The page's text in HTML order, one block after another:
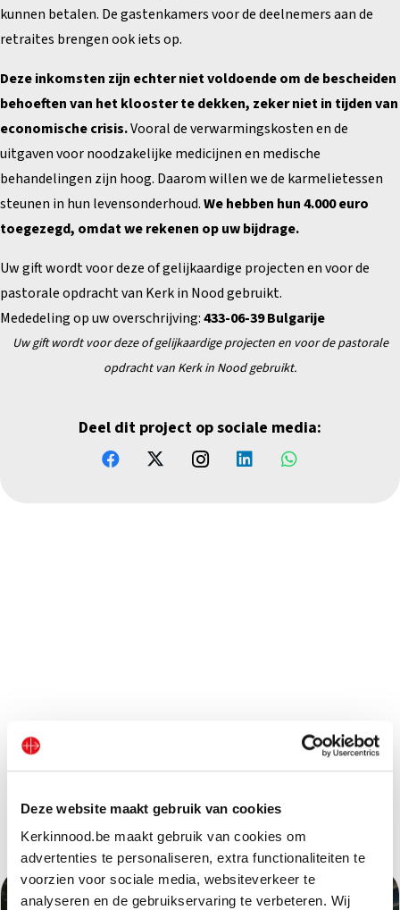
Deze website maakt gebruik van cookies
Kerkinnood.be maakt gebruik van cookies om
advertenties te personaliseren, extra functionaliteiten te
voorzien voor sociale media, websiteverkeer te
analyseren en de gebruikservaring te verbeteren. Wij
kunnen betalen. De gastenkamers voor de deelnemers aan de
retraites brengen ook iets op.
Deze inkomsten zijn echter niet voldoende om de bescheiden
behoeften van het klooster te dekken, zeker niet in tijden van
economische crisis.Vooral de verwarmingskosten en de
uitgaven voor noodzakelijke medicijnen en medische
behandelingen zijn hoog. Daarom willen we de karmelietessen
steunen in hun levensonderhoud.We hebben hun 4.000 euro
toegezegd, omdat we rekenen op uw bijdrage.
Uw gift wordt voor deze of gelijkaardige projecten en voor de
pastorale opdracht van Kerk in Nood gebruikt.
Mededeling op uw overschrijving:433-06-39 Bulgarije
Uw gift wordt voor deze of gelijkaardige projecten en voor de pastorale
opdracht van Kerk in Nood gebruikt.
Deel dit project op sociale media:
Andere projecten